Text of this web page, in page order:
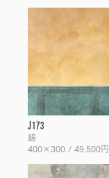
J173
綿
400×300 / 49,500円